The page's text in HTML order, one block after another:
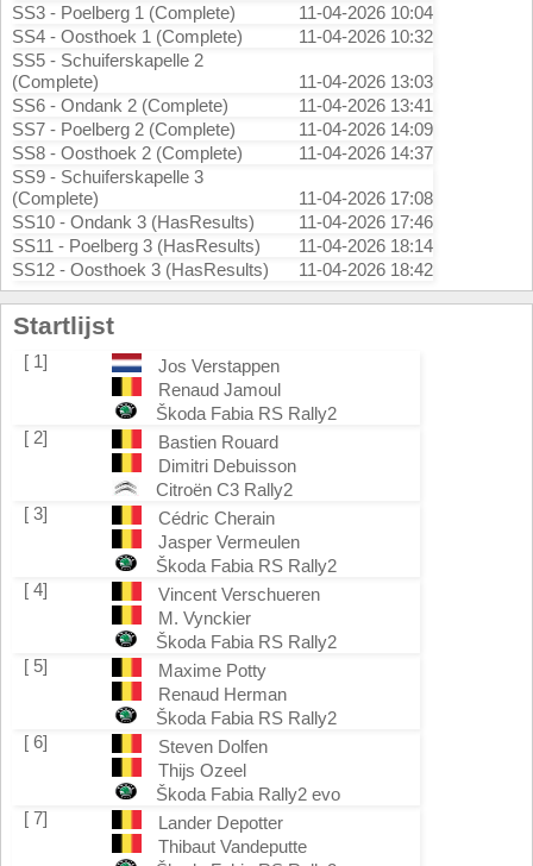
SS3 - Poelberg 1 (Complete)
11-04-2026 10:04
SS4 - Oosthoek 1 (Complete)
11-04-2026 10:32
SS5 - Schuiferskapelle 2
(Complete)
11-04-2026 13:03
SS6 - Ondank 2 (Complete)
11-04-2026 13:41
SS7 - Poelberg 2 (Complete)
11-04-2026 14:09
SS8 - Oosthoek 2 (Complete)
11-04-2026 14:37
SS9 - Schuiferskapelle 3
(Complete)
11-04-2026 17:08
SS10 - Ondank 3 (HasResults)
11-04-2026 17:46
SS11 - Poelberg 3 (HasResults)
11-04-2026 18:14
SS12 - Oosthoek 3 (HasResults)
11-04-2026 18:42
Startlijst
[ 1]
Jos Verstappen
Renaud Jamoul
Škoda Fabia RS Rally2
[ 2]
Bastien Rouard
Dimitri Debuisson
Citroën C3 Rally2
[ 3]
Cédric Cherain
Jasper Vermeulen
Škoda Fabia RS Rally2
[ 4]
Vincent Verschueren
M. Vynckier
Škoda Fabia RS Rally2
[ 5]
Maxime Potty
Renaud Herman
Škoda Fabia RS Rally2
[ 6]
Steven Dolfen
Thijs Ozeel
Škoda Fabia Rally2 evo
[ 7]
Lander Depotter
Thibaut Vandeputte